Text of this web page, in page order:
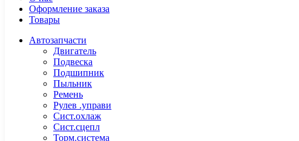
Оформление заказа
Товары
Автозапчасти
Двигатель
Подвеска
Подшипник
Пыльник
Ремень
Рулев .управи
Сист.охлаж
Сист.сцепл
Торм.система